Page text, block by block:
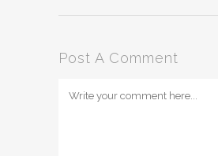
Post A Comment